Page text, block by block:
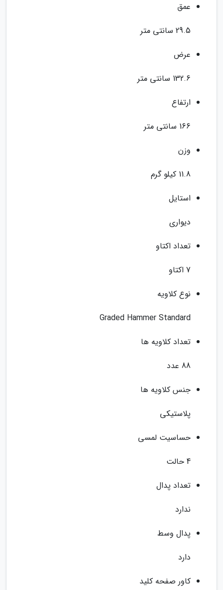
عمق
29.5 سانتی متر
عرض
132.6 سانتی متر
ارتفاع
166 سانتی متر
وزن
11.8 کیلو گرم
استایل
دیواری
تعداد اکتاو
7 اکتاو
نوع کلاویه
Graded Hammer Standard
تعداد کلاویه ها
88 عدد
جنس کلاویه ها
پلاستیکی
حساسیت لمسی
4 حالت
تعداد پدال
ندارد
پدال وسط
دارد
کاور صفحه کلید